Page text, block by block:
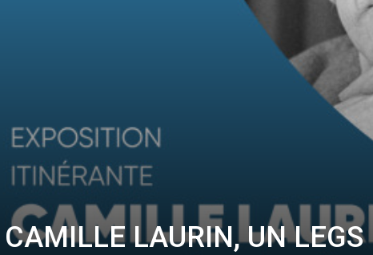
CAMILLE LAURIN, UN